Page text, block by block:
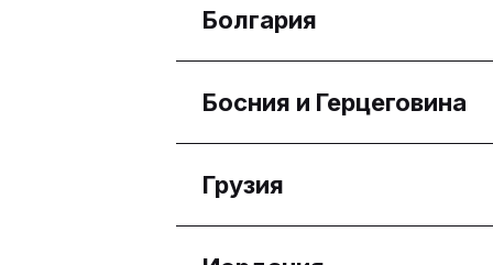
Регионы
Yerevan
Болгария
Регионы
Бургас
Плевен
Босния и Герцеговина
Регионы
Federacija Bosne i
Грузия